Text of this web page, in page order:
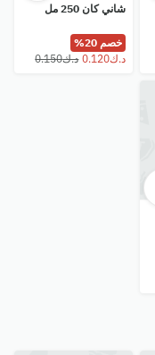
شاني كان 250 مل
خصم 20%
⁦د.ك0.150⁩